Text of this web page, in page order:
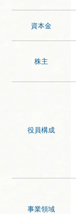
資本金
株主
役員構成
事業領域